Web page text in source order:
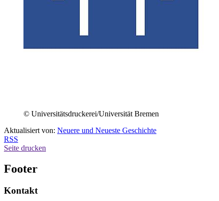
© Universitätsdruckerei/Universität Bremen
Aktualisiert von: Neuere und Neueste Geschichte
RSS
Seite drucken
Footer
Kontakt